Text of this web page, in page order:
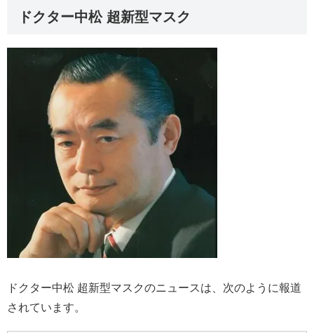
ドクター中松 超新型マスク
ドクター中松 超新型マスクのニュースは、次のように報道
されています。